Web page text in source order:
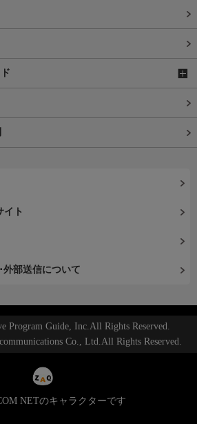
イト
外部送信について
Program Guide, Inc.All Rights Reserved.
Co., Ltd.All Rights Reserved.
NETのキャラクターです